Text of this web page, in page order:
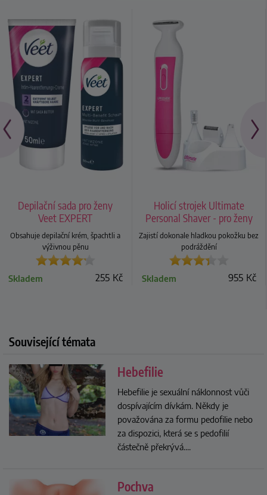
Depilační sada pro ženy
Veet EXPERT
Obsahuje depilační krém, špachtli a
výživnou pěnu
255 Kč
Skladem
Holicí strojek Ultimate
Personal Shaver - pro ženy
Zajistí dokonale hladkou pokožku bez
podráždění
955 Kč
Skladem
Související témata
Hebefilie
Hebefilie je sexuální náklonnost vůči
dospívajícím dívkám. Někdy je
považována za formu pedofilie nebo
za dispozici, která se s pedofilií
částečně překrývá....
Pochva